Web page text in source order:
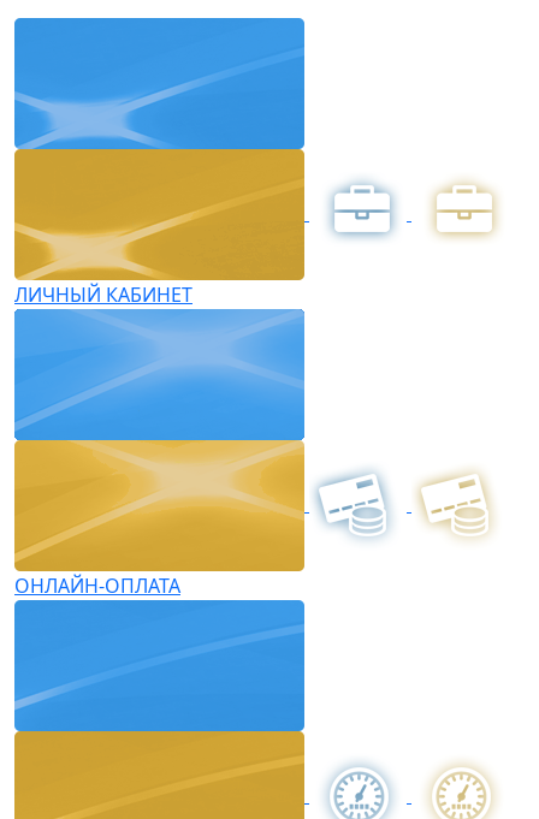
ЛИЧНЫЙ КАБИНЕТ
ОНЛАЙН-ОПЛАТА